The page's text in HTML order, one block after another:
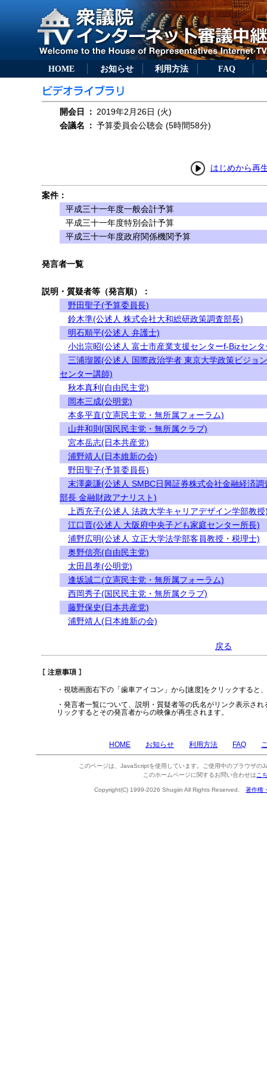
HOME お知らせ 利用方法 FAQ
開会日 ： 2019年2月26日 (火)
会議名
： 予算委員会公聴会 (5時間58分)
はじめから再
案件：
平成三十一年度一般会計予算
平成三十一年度特別会計予算
平成三十一年度政府関係機関予算
発言者一覧
説明・質疑者等（発言順）：
野田聖子(予算委員長)
鈴木準(公述人 株式会社大和総研政策調査部長)
明石順平(公述人 弁護士)
小出宗昭(公述人 富士市産業支援センターf-Bizセン
三浦瑠麗(公述人 国際政治学者 東京大学政策ビジョ
センター講師)
秋本真利(自由民主党)
岡本三成(公明党)
本多平直(立憲民主党・無所属フォーラム)
山井和則(国民民主党・無所属クラブ)
宮本岳志(日本共産党)
浦野靖人(日本維新の会)
野田聖子(予算委員長)
末澤豪謙(公述人 SMBC日興証券株式会社金融経済調
部長 金融財政アナリスト)
上西充子(公述人 法政大学キャリアデザイン学部教授
江口晋(公述人 大阪府中央子ども家庭センター所長)
浦野広明(公述人 立正大学法学部客員教授・税理士)
奥野信亮(自由民主党)
太田昌孝(公明党)
逢坂誠二(立憲民主党・無所属フォーラム)
西岡秀子(国民民主党・無所属クラブ)
藤野保史(日本共産党)
浦野靖人(日本維新の会)
戻る
・視聴画面右下の「歯車アイコン」から[速度]をクリックすると
・発言者一覧について、説明・質疑者等の氏名がリンク表示さ
リックするとその発言者からの映像が再生されます。
HOME お知らせ 利用方法 FAQ
このページは、JavaScriptを使用しています。ご使用中のブラウザの
このホームページに関するお問い合わせは こ
Copyright(C) 1999-2026 Shugiin All Rights Reserved. 著作権